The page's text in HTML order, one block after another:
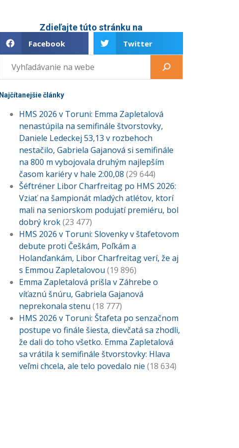
Zdieľajte túto stránku na
Facebook Twitter
Najčítanejšie články
HMS 2026 v Toruni: Emma Zapletalová
nenastúpila na semifinále štvorstovky,
Daniele Ledeckej 53,13 v rozbehoch
nestačilo, Gabriela Gajanová si semifinále
na 800 m vybojovala druhým najlepším
časom kariéry v hale 2:00,08 (29 644)
Šéftréner Libor Charfreitag po HMS 2026:
Vziať na šampionát mladých atlétov, ktorí
mali na seniorskom podujatí premiéru, bol
dobrý krok(23 477)
HMS 2026 v Toruni: Slovenky v štafetovom
debute proti Češkám, Poľkám a
Holanďankám, Libor Charfreitag verí, že aj
s Emmou Zapletalovou (19 896)
Emma Zapletalová prišla v Záhrebe o
víťaznú šnúru, Gabriela Gajanová
neprekonala stenu (18 777)
HMS 2026 v Toruni: Štafeta po senzačnom
postupe vo finále šiesta, dievčatá sa zhodli,
že dali do toho všetko. Emma Zapletalová
sa vrátila k semifinále štvorstovky: Hlava
veľmi chcela, ale telo povedalo nie (18 634)